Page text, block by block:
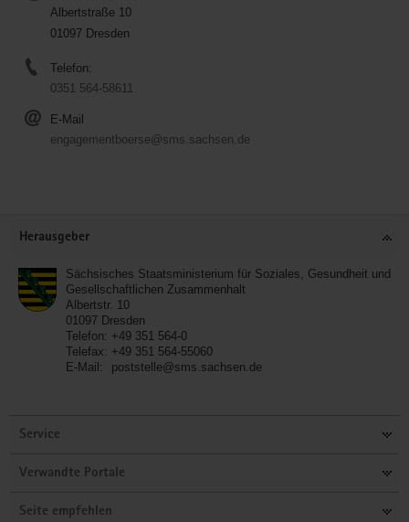
Albertstraße 10
01097 Dresden
Telefon:
0351 564-58611
E-Mail
engagementboerse@sms.sachsen.de
Herausgeber
Sächsisches Staatsministerium für Soziales, Gesundheit und
Gesellschaftlichen Zusammenhalt
Albertstr. 10
01097 Dresden
Telefon: +49 351 564-0
Telefax: +49 351 564-55060
E-Mail:
poststelle@sms.sachsen.de
Service
Verwandte Portale
Seite empfehlen